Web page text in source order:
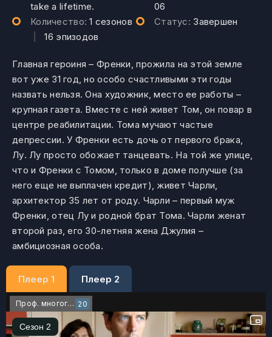
take a lifetime.
06
Количество:1 сезонов
|16 эпизодов
Статус: Завершен
Главная героиня – Френки, прожила на этой земле
вот уже 31 год, но особо счастливыми эти годы
назвать нельзя. Она художник, место ее работы –
крупная газета. Вместе с ней живет Том, он повар в
центре реабилитации. Тома мучают частые
депрессии. У Френки есть дочь от первого брака,
Лу. Лу просто обожает танцевать. На той же улице,
что и Френки с Томом, только в доме получше (за
него еще не выплачен кредит), живет Чарли,
архитектор 35 лет от роду. Чарли – первый муж
Френки, отец Лу и родной брат Тома. Чарли женат
второй раз, его 30-летняя жена Джулия –
амбициозная особа.
Плеер 1 Плеер 2
Проф. многоголосый 20